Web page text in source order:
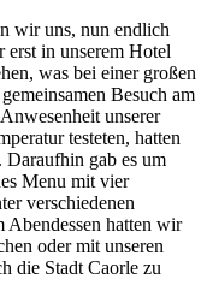
wir uns, nun endlich
erst in unserem Hotel
was bei einer großen
Besuch am
unserer
testeten, hatten
gab es um
Menu mit vier
verschiedenen
Abendessen hatten wir
oder mit unseren
die Stadt Caorle zu